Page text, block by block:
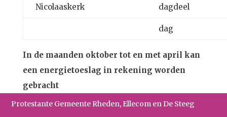
Nicolaaskerk dagdeel
dag
In de maanden oktober tot en met april kan
een energietoeslag in rekening worden
gebracht
Protestante Gemeente Rheden, Ellecom en De Steeg